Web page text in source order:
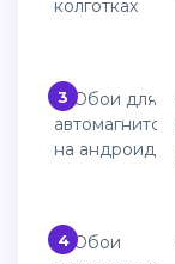
3
4